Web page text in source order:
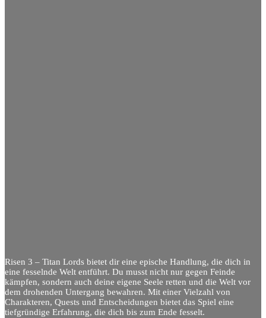
Risen 3 – Titan Lords bietet dir eine epische Handlung, die dich in
eine fesselnde Welt entführt. Du musst nicht nur gegen Feinde
kämpfen, sondern auch deine eigene Seele retten und die Welt vor
dem drohenden Untergang bewahren. Mit einer Vielzahl von
Charakteren, Quests und Entscheidungen bietet das Spiel eine
tiefgründige Erfahrung, die dich bis zum Ende fesselt.